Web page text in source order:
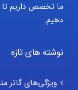
ما تخصص داریم تا
دهیم.
نوشته های تازه
ویژگی‌های گاتر